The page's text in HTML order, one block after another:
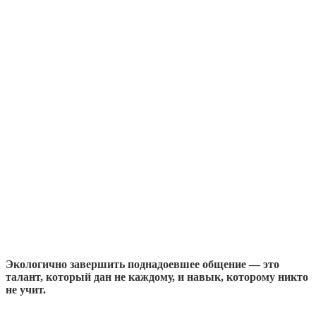
Экологично завершить поднадоевшее общение — это
талант, который дан не каждому, и навык, которому никто
не учит.